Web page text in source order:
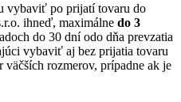
vybaviť po prijatí tovaru do
ihneď, maximálne do 3
do 30 dní odo dňa prevzatia
vybaviť aj bez prijatia tovaru
väčších rozmerov, prípadne ak je